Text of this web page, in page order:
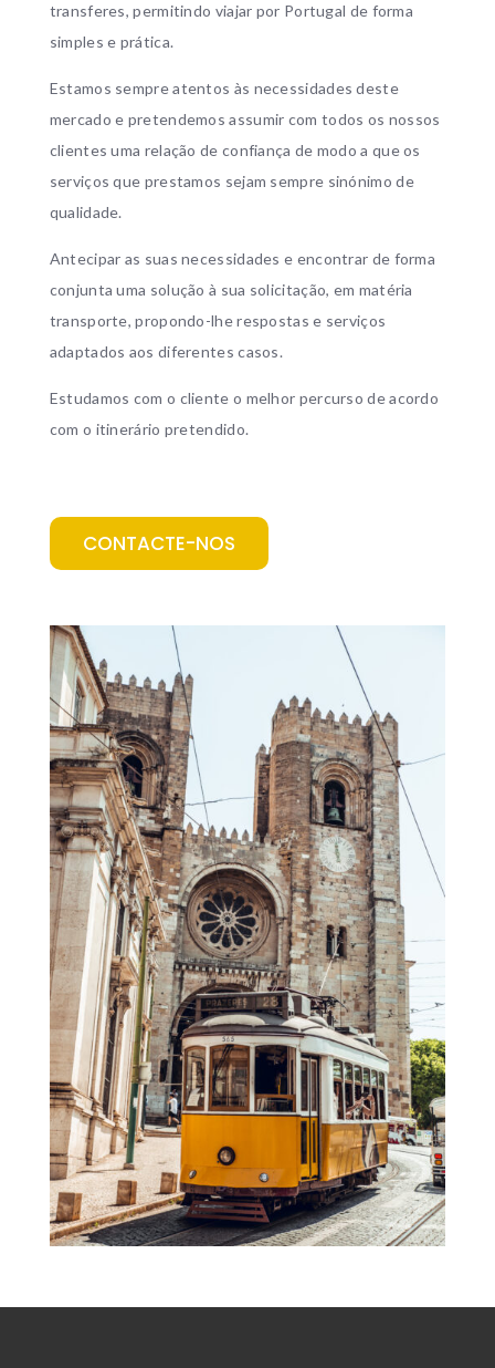
transferes, permitindo viajar por Portugal de forma
simples e prática.
Estamos sempre atentos às necessidades deste
mercado e pretendemos assumir com todos os nossos
clientes uma relação de confiança de modo a que os
serviços que prestamos sejam sempre sinónimo de
qualidade.
Antecipar as suas necessidades e encontrar de forma
conjunta uma solução à sua solicitação, em matéria
transporte, propondo-lhe respostas e serviços
adaptados aos diferentes casos.
Estudamos com o cliente o melhor percurso de acordo
com o itinerário pretendido.
CONTACTE-NOS